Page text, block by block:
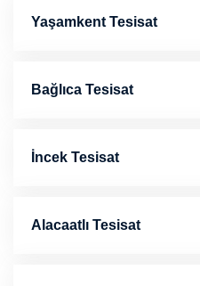
Yaşamkent Tesisat
Bağlıca Tesisat
İncek Tesisat
Alacaatlı Tesisat